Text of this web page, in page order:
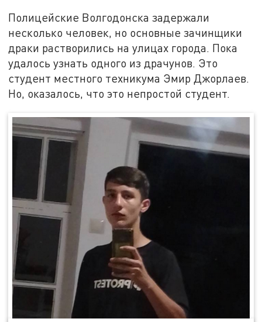
Полицейские Волгодонска задержали
несколько человек, но основные зачинщики
драки растворились на улицах города. Пока
удалось узнать одного из драчунов. Это
студент местного техникума Эмир Джорлаев.
Но, оказалось, что это непростой студент.